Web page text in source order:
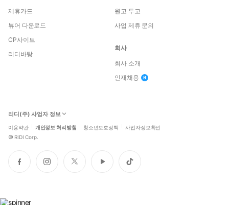
제휴카드
뷰어 다운로드
CP사이트
리디바탕
원고 투고
사업 제휴 문의
회사
회사 소개
인재채용
리디(주) 사업자 정보
이용약관 개인정보 처리방침 청소년보호정책 사업자정보확인
© RIDI Corp.
페
이
인
스
트
위
유
튜
틱
톡